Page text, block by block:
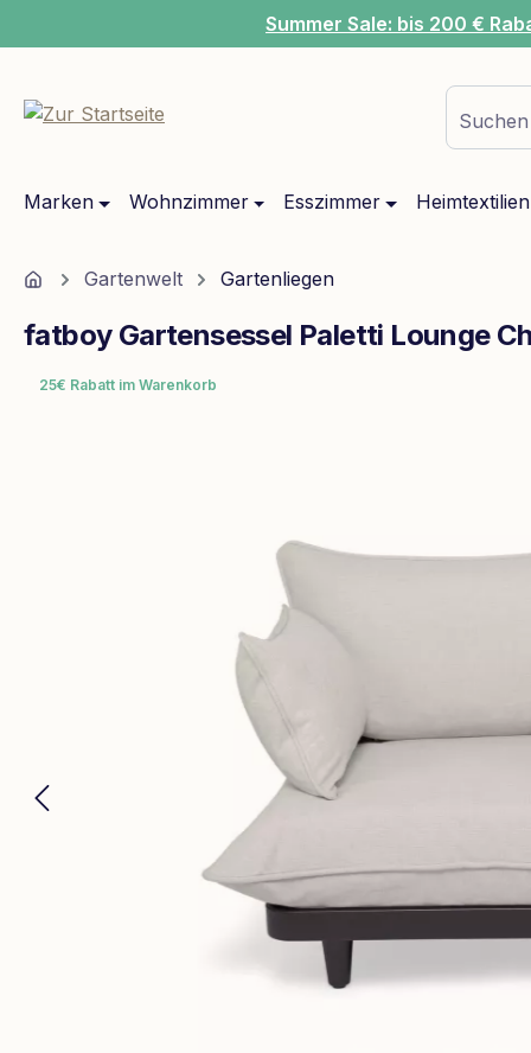
Zur Hauptnavigation springenSummer Sale: bis 200 €
Marken Wohnzimmer Esszimmer Heimtextilien
HomeGartenwelt Gartenliegen
fatboy Gartensessel Paletti Lounge
25€ Rabatt im Warenkorb